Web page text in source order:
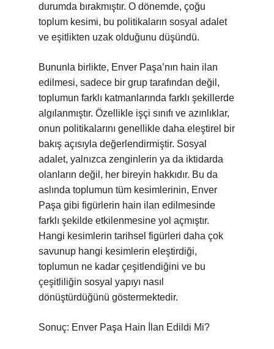
durumda bırakmıştır. O dönemde, çoğu
toplum kesimi, bu politikaların sosyal adalet
ve eşitlikten uzak olduğunu düşündü.
Bununla birlikte, Enver Paşa’nın hain ilan
edilmesi, sadece bir grup tarafından değil,
toplumun farklı katmanlarında farklı şekillerde
algılanmıştır. Özellikle işçi sınıfı ve azınlıklar,
onun politikalarını genellikle daha eleştirel bir
bakış açısıyla değerlendirmiştir. Sosyal
adalet, yalnızca zenginlerin ya da iktidarda
olanların değil, her bireyin hakkıdır. Bu da
aslında toplumun tüm kesimlerinin, Enver
Paşa gibi figürlerin hain ilan edilmesinde
farklı şekilde etkilenmesine yol açmıştır.
Hangi kesimlerin tarihsel figürleri daha çok
savunup hangi kesimlerin eleştirdiği,
toplumun ne kadar çeşitlendiğini ve bu
çeşitliliğin sosyal yapıyı nasıl
dönüştürdüğünü göstermektedir.
Sonuç: Enver Paşa Hain İlan Edildi Mi?